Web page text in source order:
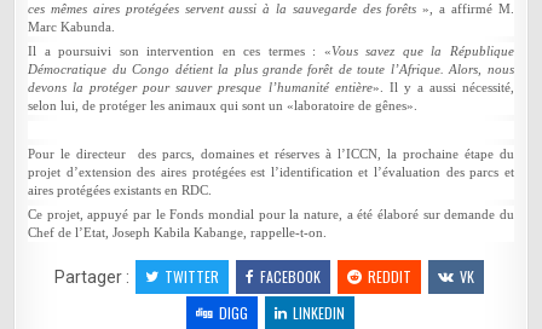
ces mêmes aires protégées servent aussi à la sauvegarde des forêts », a affirmé M.
Marc Kabunda.
Il a poursuivi son intervention en ces termes : «Vous savez que la République
Démocratique du Congo détient la plus grande forêt de toute l’Afrique. Alors, nous
devons la protéger pour sauver presque l’humanité entière». Il y a aussi nécessité,
selon lui, de protéger les animaux qui sont un «laboratoire de gênes».
Pour le directeur des parcs, domaines et réserves à l’ICCN, la prochaine étape du
projet d’extension des aires protégées est l’identification et l’évaluation des parcs et
aires protégées existants en RDC.
Ce projet, appuyé par le Fonds mondial pour la nature, a été élaboré sur demande du
Chef de l’Etat, Joseph Kabila Kabange, rappelle-t-on.
Partager : TWITTER FACEBOOK REDDIT
VK
DIGG
LINKEDIN